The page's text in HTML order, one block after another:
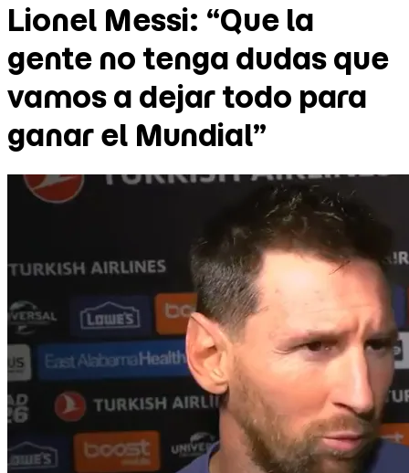
Lionel Messi: “Que la
gente no tenga dudas que
vamos a dejar todo para
ganar el Mundial”